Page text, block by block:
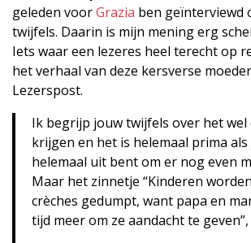
geleden voorGrazia ben geïnterviewd
twijfels. Daarin is mijn mening erg
Iets waar een lezeres heel terecht op
het verhaal van deze kersverse
Lezerspost.
Ik begrijp jouw twijfels over het
krijgen en het is helemaal prima
helemaal uit bent om er nog even
Maar het zinnetje “Kinderen
crèches gedumpt, want papa en
tijd meer om ze aandacht te